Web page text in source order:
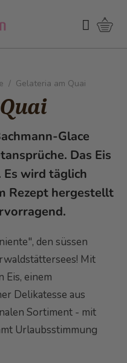
Suchen
/ Gelateria am Quai
Glace
Das Eis
Es wird täglich
Rezept hergestellt
den süssen
Mit
Eis, einem
Delikatesse aus
Sortiment - mit
Urlaubsstimmung